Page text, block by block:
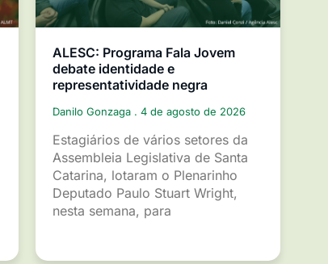
ALESC: Programa Fala Jovem
debate identidade e
representatividade negra
Danilo Gonzaga 4 de agosto de 2026
Estagiários de vários setores da
Assembleia Legislativa de Santa
Catarina, lotaram o Plenarinho
Deputado Paulo Stuart Wright,
nesta semana, para